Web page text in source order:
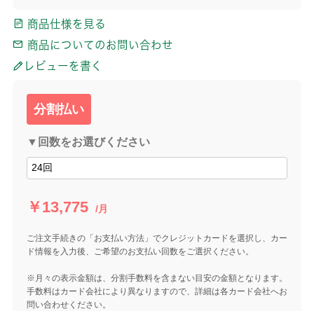
商品仕様を見る
商品についてのお問い合わせ
レビューを書く
分割払い
▼回数をお選びください
￥13,775 /月
ご注文手続きの「お支払い方法」でクレジットカードを選択し、カー
ド情報を入力後、ご希望のお支払い回数をご選択ください。
※月々の表示金額は、分割手数料を含まない目安の金額となります。
手数料はカード会社により異なりますので、詳細は各カード会社へお
問い合わせください。